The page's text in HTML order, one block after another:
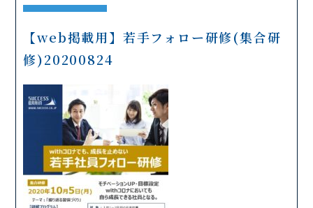
【web掲載用】若手フォロー研修(集合研
修)20200824